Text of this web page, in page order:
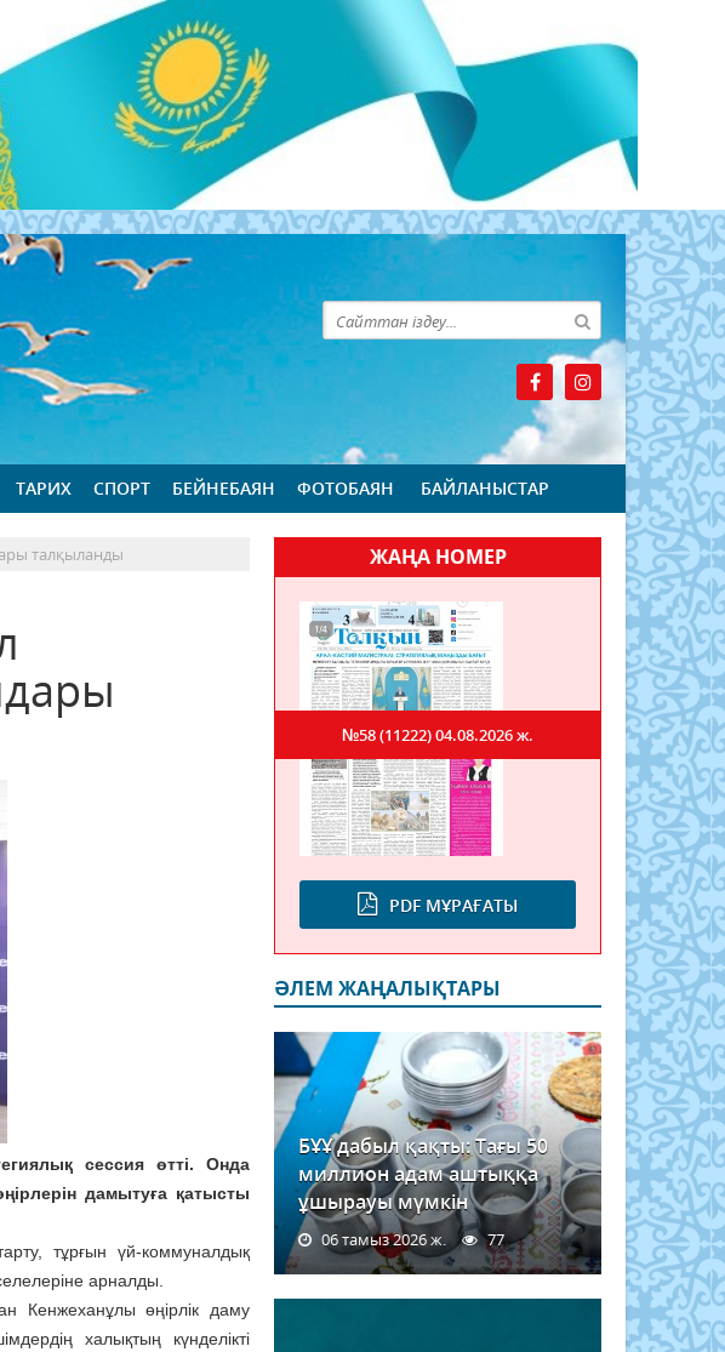
ТАРИХ СПОРТ БЕЙНЕБАЯН ФОТОБАЯН БАЙЛАНЫСТАР
талқыланды
сессия өтті. Онда
дамытуға қатысты
тұрғын үй-коммуналдық
арналды.
Кенжеханұлы өңірлік даму
халықтың күнделікті
ЖАҢА НОМЕР
PDF МҰРАҒАТЫ
№58 (11222)04.08.2026 ж.
ӘЛЕМ ЖАҢАЛЫҚТАРЫ
БҰҰ дабыл қақты: Тағы 50
миллион адам аштыққа
ұшырауы мүмкін
06 тамыз 2026 ж. 77